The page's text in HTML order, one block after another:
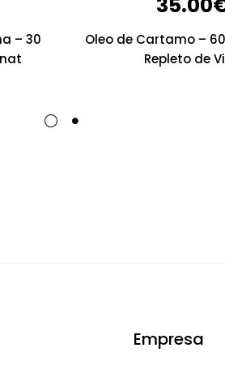
– 30
Oleo de Cartamo –
Repleto de
Empresa